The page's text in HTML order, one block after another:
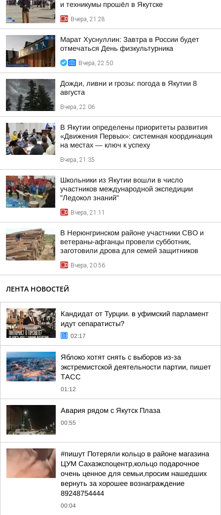
и техникумы прошёл в Якутске
Вчера, 21:28
Марат Хуснуллин: Завтра в России будет
отмечаться День физкультурника
Вчера, 22:50
Дожди, ливни и грозы: погода в Якутии 8
августа
Вчера, 22:06
В Якутии определены приоритеты развития
«Движения Первых»: системная координация
на местах — ключ к успеху
Вчера, 21:35
Школьники из Якутии вошли в число
участников международной экспедиции
"Ледокол знаний"
Вчера, 21:11
В Нерюнгринском районе участники СВО и
ветераны-афганцы провели субботник,
заготовили дрова для семей защитников
Вчера, 20:56
ЛЕНТА НОВОСТЕЙ
Кандидат от Турции. в уфимский парламент
идут сепаратисты?
02:17
Яблоко хотят снять с выборов из-за
экстремистской деятельности партии, пишет
ТАСС
01:12
Авария рядом с Якутск Плаза
00:55
#пишут Потеряли кольцо в районе магазина
ЦУМ Сахаэкспоцентр,кольцо подарочное
очень ценное для семьи,просим нашедших
вернуть за хорошее вознаграждение
89248754444
00:04